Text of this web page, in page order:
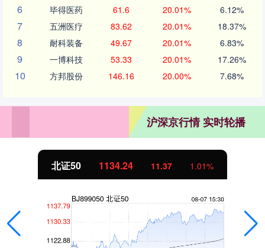
6 毕得医药 61.6 20.01% 6.12%
7 五洲医疗 83.62 20.01% 18.37%
8 耐科装备 49.67 20.01% 6.83%
9 一博科技 53.33 20.01% 17.26%
10 方邦股份 146.16 20.00% 7.68%
沪深京行情 实时轮播
北证50 1134.24 11.37 1.01%